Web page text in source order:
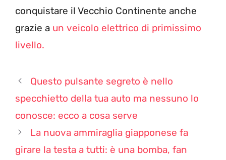
conquistare il Vecchio Continente anche
grazie a un veicolo elettrico di primissimo
livello.
Questo pulsante segreto è nello
specchietto della tua auto ma nessuno lo
conosce: ecco a cosa serve
La nuova ammiraglia giapponese fa
girare la testa a tutti: è una bomba, fan